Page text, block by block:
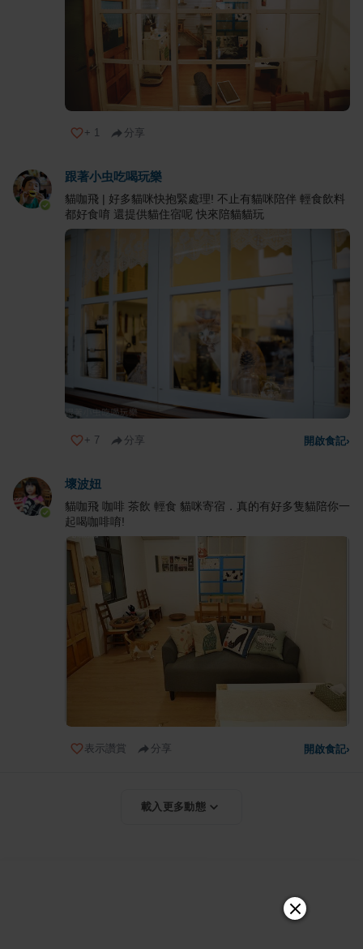
+ 1 分享
跟著小虫吃喝玩樂
貓咖飛 | 好多貓咪快抱緊處理! 不止有貓咪陪伴 輕食飲料
都好食唷 還提供貓住宿呢 快來陪貓貓玩
+ 7 分享 開啟食記›
壞波妞
貓咖飛 咖啡 茶飲 輕食 貓咪寄宿．真的有好多隻貓陪你一
起喝咖啡唷!
表示讚賞 分享 開啟食記›
載入更多動態